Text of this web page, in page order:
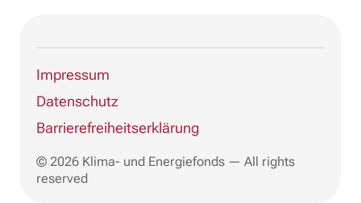
Impressum
Datenschutz
Barrierefreiheitserklärung
© 2026 Klima- und Energiefonds — All rights
reserved